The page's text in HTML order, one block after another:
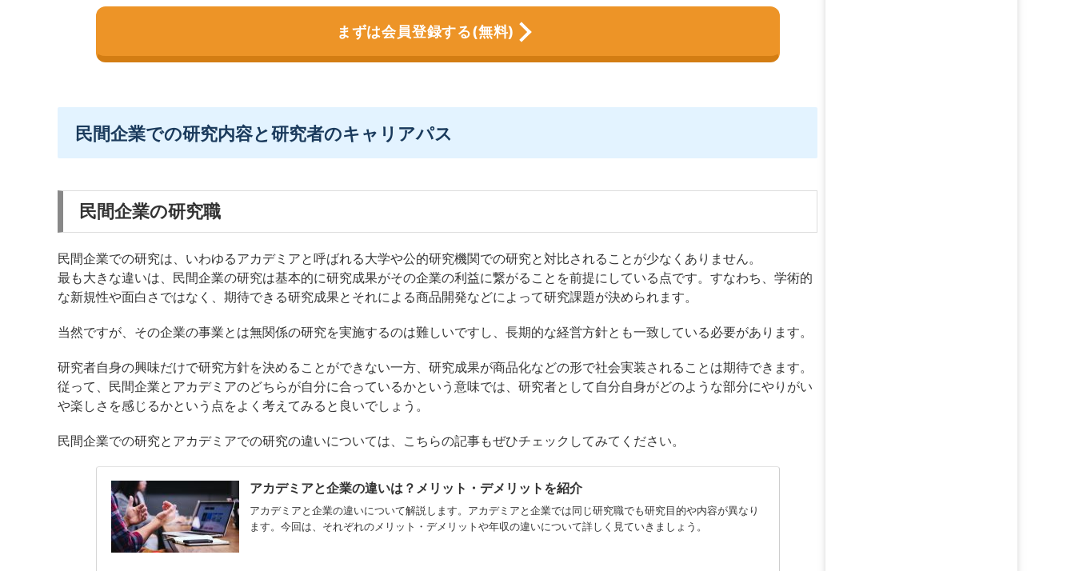
まずは会員登録する(無料)
民間企業での研究内容と研究者のキャリアパス
民間企業の研究職
民間企業での研究は、いわゆるアカデミアと呼ばれる大学や公的研究機関での研究と対比されることが少なくありません。
最も大きな違いは、民間企業の研究は基本的に研究成果がその企業の利益に繋がることを前提にしている点です。すなわち、学術的
な新規性や面白さではなく、期待できる研究成果とそれによる商品開発などによって研究課題が決められます。
当然ですが、その企業の事業とは無関係の研究を実施するのは難しいですし、長期的な経営方針とも一致している必要があります。
研究者自身の興味だけで研究方針を決めることができない一方、研究成果が商品化などの形で社会実装されることは期待できます。
従って、民間企業とアカデミアのどちらが自分に合っているかという意味では、研究者として自分自身がどのような部分にやりがい
や楽しさを感じるかという点をよく考えてみると良いでしょう。
民間企業での研究とアカデミアでの研究の違いについては、こちらの記事もぜひチェックしてみてください。
アカデミアと企業の違いは？メリット・デメリットを紹介
アカデミアと企業の違いについて解説します。アカデミアと企業では同じ研究職でも研究目的や内容が異なり
ます。今回は、それぞれのメリット・デメリットや年収の違いについて詳しく見ていきましょう。